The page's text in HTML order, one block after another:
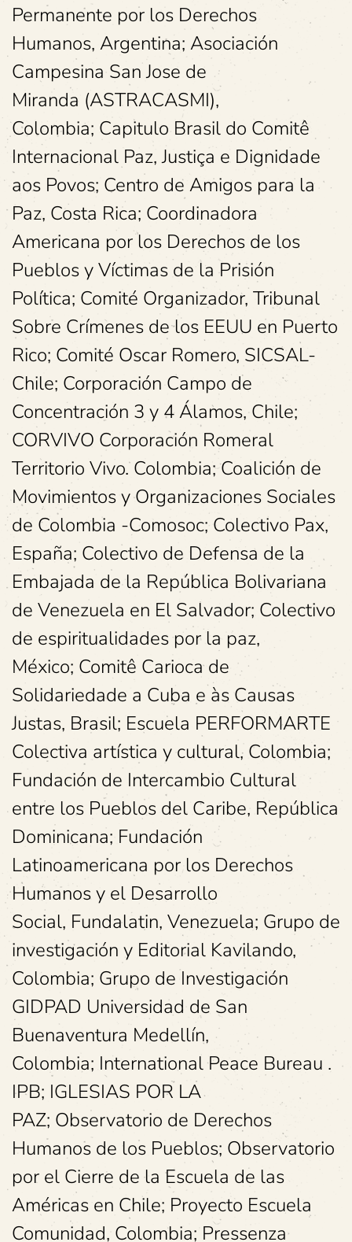
Permanente por los Derechos
Humanos, Argentina; Asociación
Campesina San Jose de
Miranda (ASTRACASMI),
Colombia; Capitulo Brasil do Comitê
Internacional Paz, Justiça e Dignidade
aos Povos; Centro de Amigos para la
Paz, Costa Rica; Coordinadora
Americana por los Derechos de los
Pueblos y Víctimas de la Prisión
Política; Comité Organizador, Tribunal
Sobre Crímenes de los EEUU en Puerto
Rico; Comité Oscar Romero, SICSAL-
Chile; Corporación Campo de
Concentración 3 y 4 Álamos, Chile;
CORVIVO Corporación Romeral
Territorio Vivo. Colombia; Coalición de
Movimientos y Organizaciones Sociales
de Colombia -Comosoc; Colectivo Pax,
España; Colectivo de Defensa de la
Embajada de la República Bolivariana
de Venezuela en El Salvador; Colectivo
de espiritualidades por la paz,
México; Comitê Carioca de
Solidariedade a Cuba e às Causas
Justas, Brasil; Escuela PERFORMARTE
Colectiva artística y cultural, Colombia;
Fundación de Intercambio Cultural
entre los Pueblos del Caribe, República
Dominicana; Fundación
Latinoamericana por los Derechos
Humanos y el Desarrollo
Social, Fundalatin, Venezuela; Grupo de
investigación y Editorial Kavilando,
Colombia; Grupo de Investigación
GIDPAD Universidad de San
Buenaventura Medellín,
Colombia; International Peace Bureau .
IPB; IGLESIAS POR LA
PAZ; Observatorio de Derechos
Humanos de los Pueblos; Observatorio
por el Cierre de la Escuela de las
Américas en Chile; Proyecto Escuela
Comunidad, Colombia; Pressenza